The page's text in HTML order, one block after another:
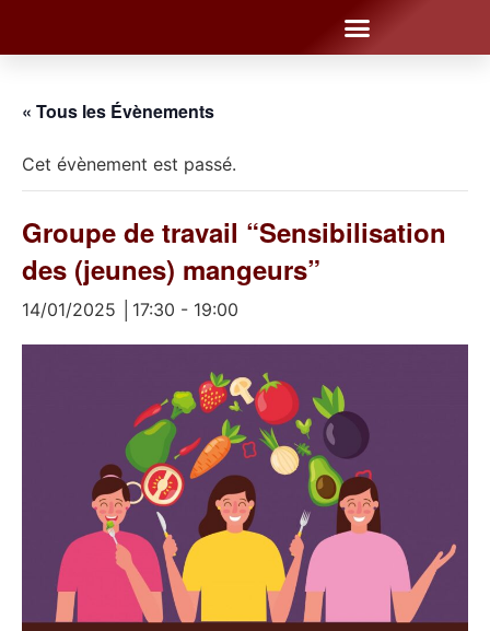
« Tous les Évènements
Cet évènement est passé.
Groupe de travail “Sensibilisation
des (jeunes) mangeurs”
14/01/2025 │17:30 - 19:00